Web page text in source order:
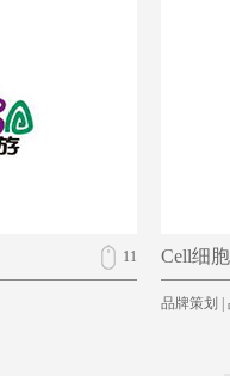
11 Cell细
品牌策划 |